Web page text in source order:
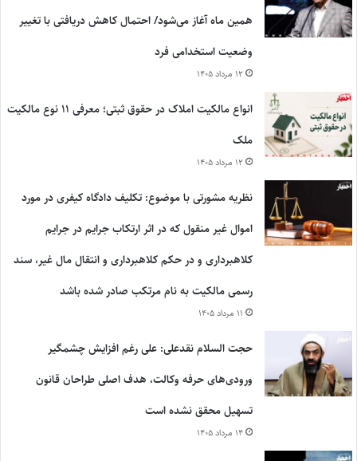
همین ماه آغاز می‌شود/ احتمال کاهش دریافتی با تغییر
وضعیت استخدامی فرد
۱۲ مرداد ۱۴۰۵
انواع مالکیت املاک در حقوق ثبتی؛ معرفی ۱۱ نوع مالکیت
ملک
۱۲ مرداد ۱۴۰۵
نظریه مشورتی با موضوع: تکلیف دادگاه کیفری در مورد
اموال غیر منقول که در اثر ارتکاب جرایم در جرایم
کلاهبرداری و در حکم کلاهبرداری و انتقال مال غیر، سند
رسمی مالکیت به نام مرتکب صادر شده باشد
۱۱ مرداد ۱۴۰۵
حجت السلام نقدعلی: علی رغم افزایش چشمگیر
ورودی‌های حرفه وکالت، هدف اصلی طراحان قانون
تسهیل محقق نشده است
۱۴ مرداد ۱۴۰۵